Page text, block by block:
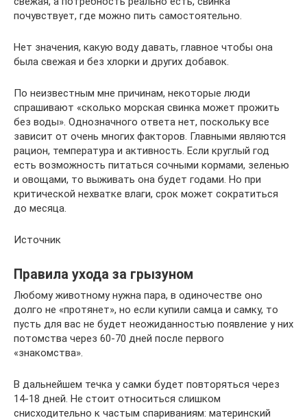
почувствует, где можно пить самостоятельно.
Нет значения, какую воду давать, главное чтобы она
была свежая и без хлорки и других добавок.
По неизвестным мне причинам, некоторые люди
спрашивают «сколько морская свинка может прожить
без воды». Однозначного ответа нет, поскольку все
зависит от очень многих факторов. Главными являются
рацион, температура и активность. Если круглый год
есть возможность питаться сочными кормами, зеленью
и овощами, то выживать она будет годами. Но при
критической нехватке влаги, срок может сократиться
до месяца.
Источник
Правила ухода за грызуном
Любому животному нужна пара, в одиночестве оно
долго не «протянет», но если купили самца и самку, то
пусть для вас не будет неожиданностью появление у них
потомства через 60-70 дней после первого
«знакомства».
В дальнейшем течка у самки будет повторяться через
14-18 дней. Не стоит относиться слишком
снисходительно к частым спариваниям: материнский